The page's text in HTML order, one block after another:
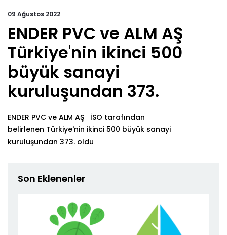
09 Ağustos 2022
ENDER PVC ve ALM AŞ
Türkiye'nin ikinci 500
büyük sanayi
kuruluşundan 373.
ENDER PVC ve ALM AŞ İSO tarafından
belirlenen Türkiye'nin ikinci 500 büyük sanayi
kuruluşundan 373. oldu
Son Eklenenler